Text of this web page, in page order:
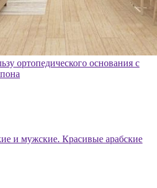
ортопедического основания с
и мужские. Красивые арабские